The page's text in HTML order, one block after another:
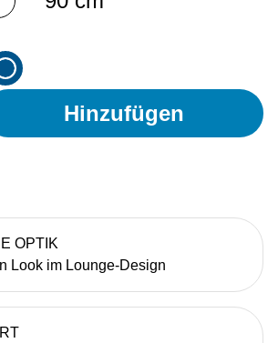
ist zurzeit nicht verfügbar.)
blau
Hinzufügen
OPTIK
Look im Lounge-Design